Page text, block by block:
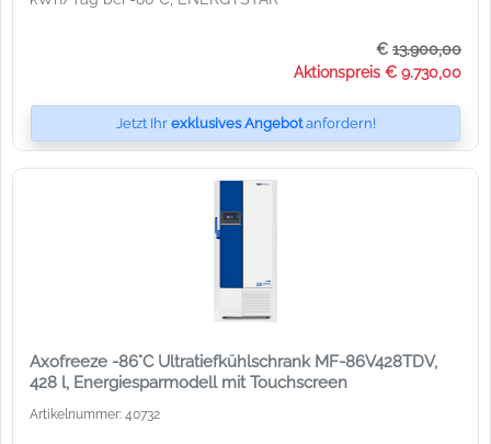
€ 13.900,00
Aktionspreis € 9.730,00
Jetzt Ihr exklusives Angebotanfordern!
Axofreeze -86°C Ultratiefkühlschrank MF-86V428TDV,
428 l, Energiesparmodell mit Touchscreen
Artikelnummer: 40732